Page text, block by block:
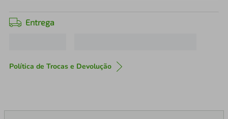
Entrega
Política de Trocas e Devolução